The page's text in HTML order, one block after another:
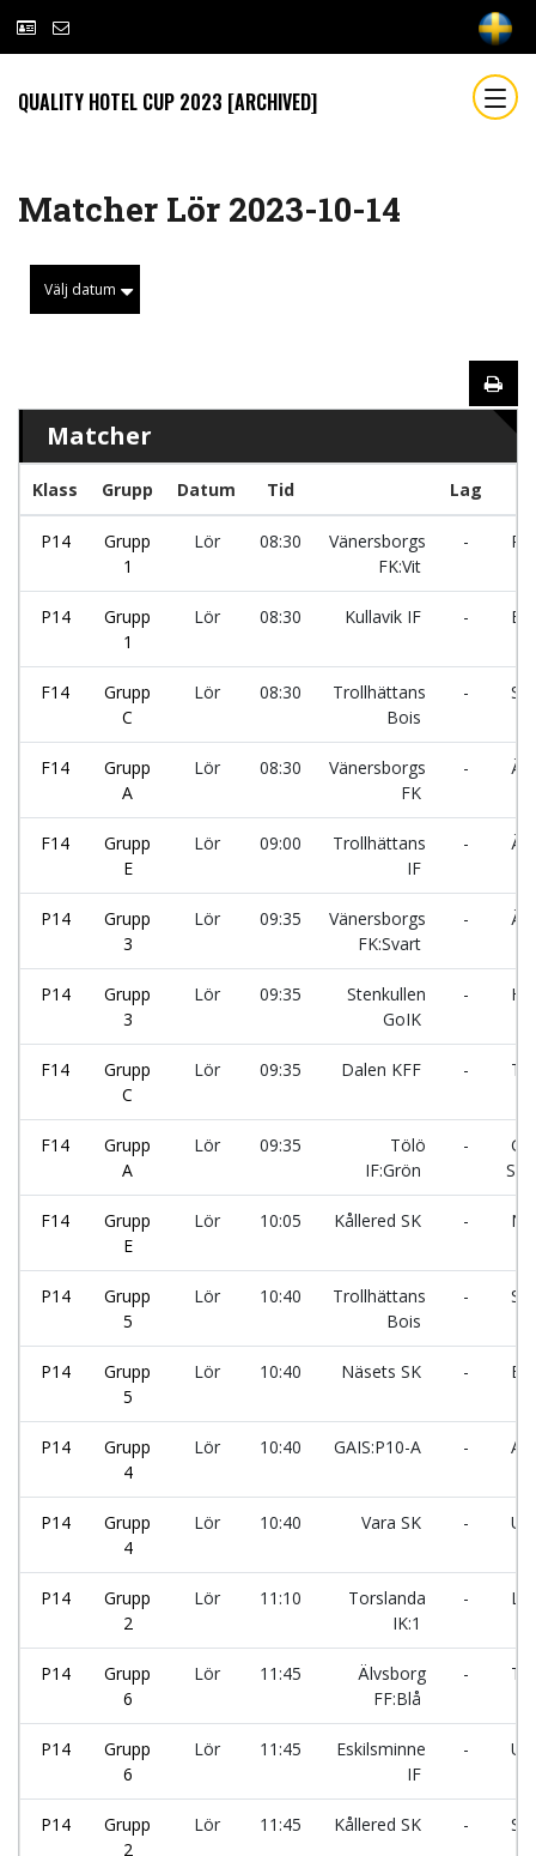
QUALITY HOTEL CUP 2023 [ARCHIVED]
Matcher Lör 2023-10-14
Välj datum
Matcher
Klass Grupp Datum Tid Lag
P14
Grupp
1
Lör 08:30
Vänersborgs
FK:Vit
-
P14
Grupp
1
Lör 08:30 Kullavik IF -
F14
Grupp
C
Lör 08:30
Trollhättans
Bois
-
F14
Grupp
A
Lör 08:30
Vänersborgs
FK
-
F14
Grupp
E
Lör 09:00
Trollhättans
IF
-
P14
Grupp
3
Lör 09:35
Vänersborgs
FK:Svart
-
P14
Grupp
3
Lör 09:35
Stenkullen
GoIK
-
F14
Grupp
C
Lör 09:35 Dalen KFF -
F14
Grupp
A
Lör 09:35
Tölö
IF:Grön
-
SK
F14
Grupp
E
Lör 10:05 Kållered SK -
P14
Grupp
5
Lör 10:40
Trollhättans
Bois
-
P14
Grupp
5
Lör 10:40 Näsets SK -
P14
Grupp
4
Lör 10:40 GAIS:P10-A -
P14
Grupp
4
Lör 10:40 Vara SK -
P14
Grupp
2
Lör 11:10
Torslanda
IK:1
-
P14
Grupp
6
Lör 11:45
Älvsborg
FF:Blå
-
P14
Grupp
6
Lör 11:45
Eskilsminne
IF
-
P14
Grupp
2
Lör 11:45 Kållered SK -